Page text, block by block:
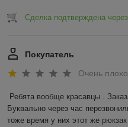
Сделка подтверждена
Покупатель
Очень плохо
Ребята вообще красавцы .
Буквально через час
тоже время у них этот же